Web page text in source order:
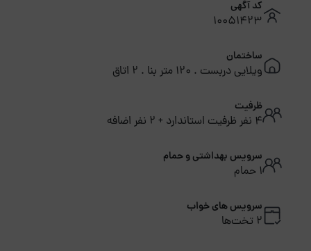
کد آگهی
10051423
ساختمان
ویلایی دربست . 120 متر بنا . 2 اتاق
ظرفیت
4 نفر ظرفیت استاندارد + 2 نفر اضافه
سرویس بهداشتی و حمام
1 حمام
سرویس های خواب
2 تخت‌ها